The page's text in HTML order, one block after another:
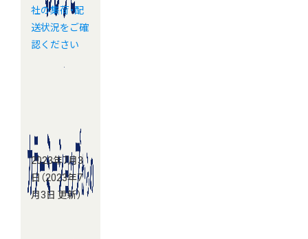
社の集荷・配
送状況をご確
認ください
2023年7月3
日 （2023年7
月3日 更新）